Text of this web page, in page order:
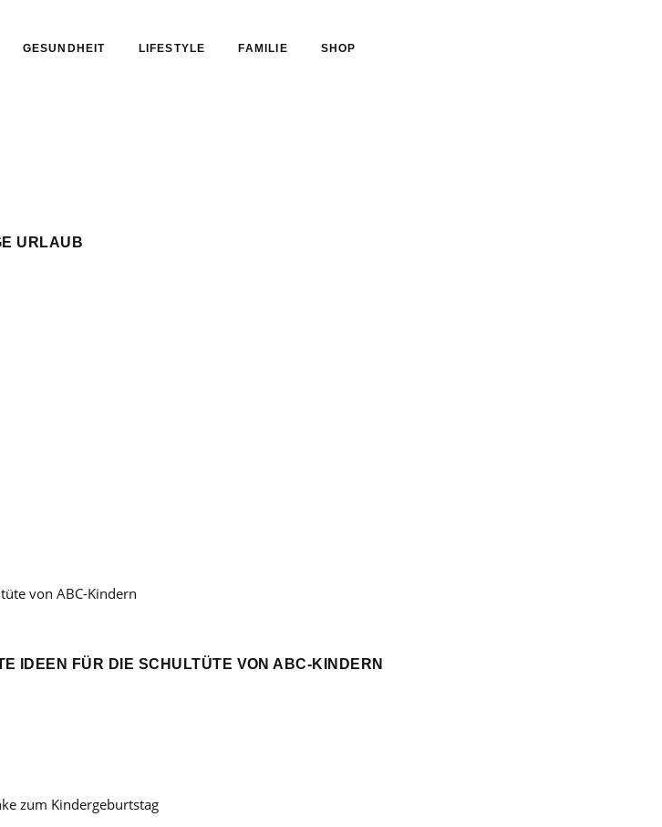
GESUNDHEIT LIFESTYLE FAMILIE SHOP
URLAUB
IDEEN FÜR DIE SCHULTÜTE VON ABC-KINDERN